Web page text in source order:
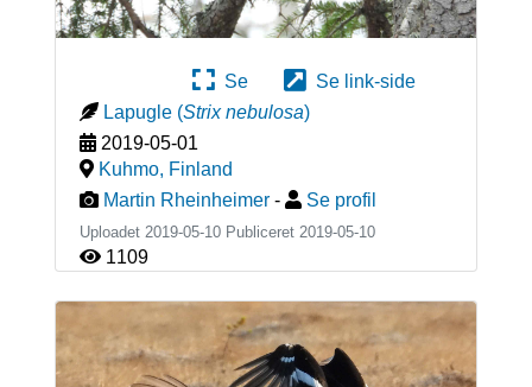
Se
Se link-side
Lapugle (Strix nebulosa)
2019-05-01
Kuhmo, Finland
Martin Rheinheimer - Se profil
Uploadet 2019-05-10 Publiceret 2019-05-10
1109